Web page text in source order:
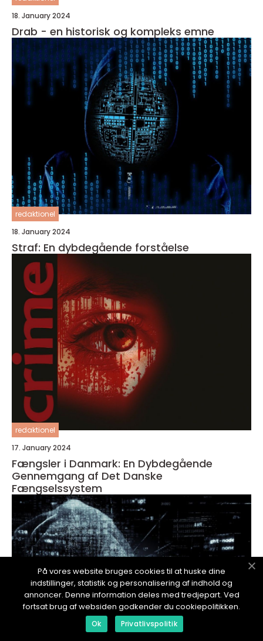
18. January 2024
Drab - en historisk og kompleks emne
redaktionel
18. January 2024
Straf: En dybdegående forståelse
redaktionel
17. January 2024
Fængsler i Danmark: En Dybdegående
Gennemgang af Det Danske
Fængselssystem
På vores website bruges cookies til at huske dine
indstillinger, statistik og personalisering af indhold og
annoncer. Denne information deles med tredjepart. Ved
fortsat brug af websiden godkender du cookiepolitikken.
Ok Privatlivspolitik